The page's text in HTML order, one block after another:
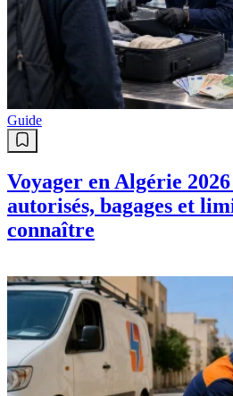
Guide
Voyager en Algérie
autorisés, bagages et
connaître